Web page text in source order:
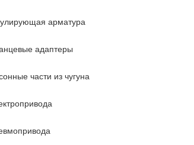
арматура
адаптеры
части из чугуна